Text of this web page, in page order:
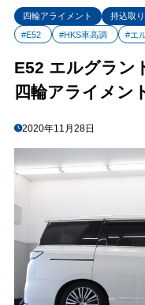
四輪アライメント 持込取
#E52
#HKS車高調 #エ
E52 エルグラン
四輪アライメン
2020年11月28日